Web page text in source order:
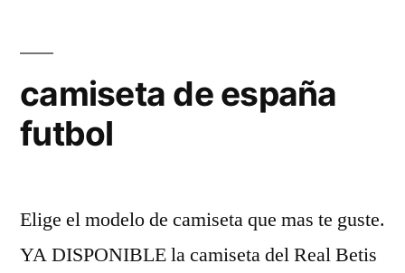
camiseta de españa
futbol
Elige el modelo de camiseta que mas te guste.
YA DISPONIBLE la camiseta del Real Betis